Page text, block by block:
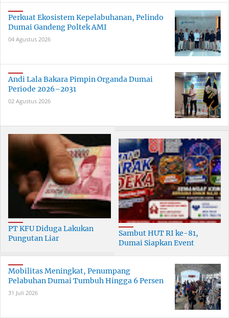
Perkuat Ekosistem Kepelabuhanan, Pelindo
Dumai Gandeng Poltek AMI
04 Agustus 2026
Andi Lala Bakara Pimpin Organda Dumai
Periode 2026–2031
02 Agustus 2026
PT KFU Diduga Lakukan
Pungutan Liar
Dumai
Sambut HUT RI ke-81,
Dumai Siapkan Event
Mobilitas Meningkat, Penumpang
Pelabuhan Dumai Tumbuh Hingga 6 Persen
31 Juli 2026